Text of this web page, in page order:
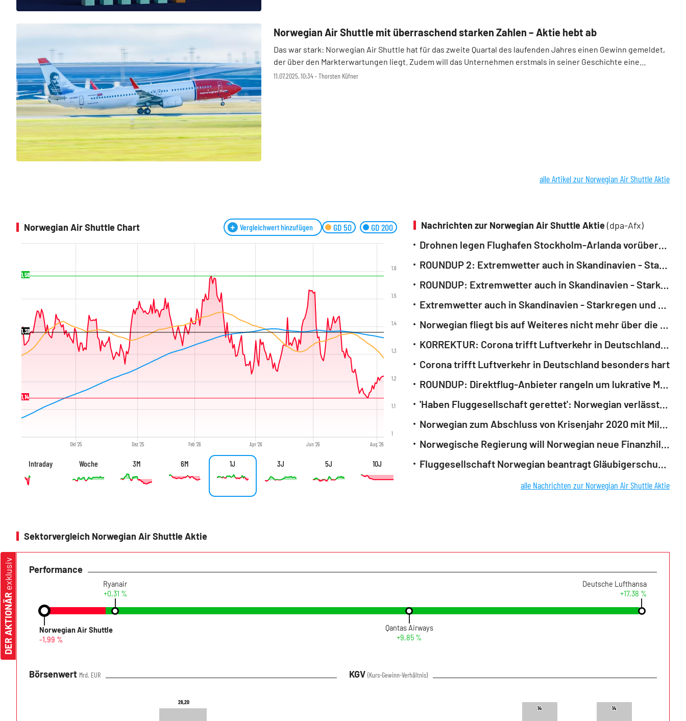
11.07.2025, 10:34 ‧ Thorsten Küfner
Norwegian Air Shuttle mit überraschend starken Zahlen – Aktie hebt ab
Das war stark: Norwegian Air Shuttle hat für das zweite Quartal des laufenden Jahres einen Gewinn gemeldet,
der über den Markterwartungen liegt. Zudem will das Unternehmen erstmals in seiner Geschichte eine
Dividende ausschütten. Die Billigflugge ...
alle Artikel zur Norwegian Air Shuttle Aktie
Norwegian Air Shuttle Chart Vergleichwert hinzufügen GD 50 GD 200
Okt '25 Dez '25 Feb '26 Apr '26 Jun '26 Aug '26
1
1,1
1,2
1,3
1,4
1,5
1,6
1,38
1,14
1,58
Intraday Woche 3M 6M 1J 3J 5J 10J
Nachrichten zur Norwegian Air Shuttle Aktie(dpa-Afx)
Drohnen legen Flughafen Stockholm-Arlanda vorübergehend lahm
ROUNDUP 2: Extremwetter auch in Skandinavien - Starkregen und Überschwemmungen
ROUNDUP: Extremwetter auch in Skandinavien - Starkregen und Überschwemmungen
Extremwetter auch in Skandinavien - Starkregen und Überschwemmungen
Norwegian fliegt bis auf Weiteres nicht mehr über die Ukraine
KORREKTUR: Corona trifft Luftverkehr in Deutschland besonders hart
Corona trifft Luftverkehr in Deutschland besonders hart
ROUNDUP: Direktflug-Anbieter rangeln um lukrative Märkte
'Haben Fluggesellschaft gerettet': Norwegian verlässt Gläubigerschutz
Norwegian zum Abschluss von Krisenjahr 2020 mit Milliardenverlust
Norwegische Regierung will Norwegian neue Finanzhilfe bewilligen
Fluggesellschaft Norwegian beantragt Gläubigerschutz in Irland
alle Nachrichten zur Norwegian Air Shuttle Aktie
Sektorvergleich Norwegian Air Shuttle Aktie
Performance
Norwegian Air Shuttle
-1,99 %
Ryanair
+0,31 %
Qantas Airways
+9,85 %
Deutsche Lufthansa
+17,38 %
Börsenwert Mrd. EUR
26,20
26,20
KGV (Kurs-Gewinn-Verhältnis)
14
14 14
14
DER AKTIONÄR
exklusiv